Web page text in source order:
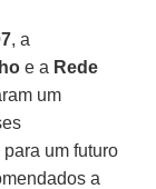
, a
e a Rede
um
um futuro
a